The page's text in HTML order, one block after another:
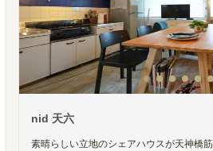
nid 天六
素晴らしい立地のシェアハウスが天神橋